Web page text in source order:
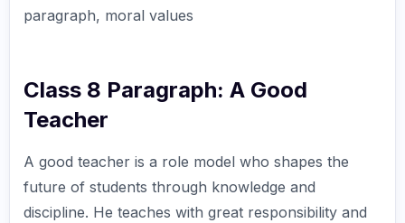
paragraph, moral values
Class 8 Paragraph: A Good
Teacher
A good teacher is a role model who shapes the
future of students through knowledge and
discipline. He teaches with great responsibility and